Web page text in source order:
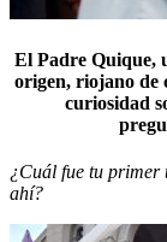
El Padre Quique,
origen, riojano de
curiosidad
¿Cuál fue tu primer
ahí?